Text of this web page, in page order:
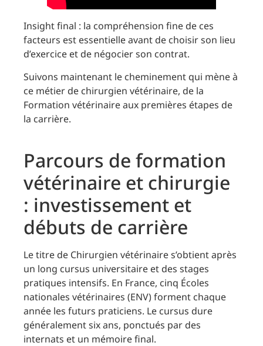
Insight final : la compréhension fine de ces
facteurs est essentielle avant de choisir son lieu
d’exercice et de négocier son contrat.
Suivons maintenant le cheminement qui mène à
ce métier de chirurgien vétérinaire, de la
Formation vétérinaire aux premières étapes de
la carrière.
Parcours de formation
vétérinaire et chirurgie
: investissement et
débuts de carrière
Le titre de Chirurgien vétérinaire s’obtient après
un long cursus universitaire et des stages
pratiques intensifs. En France, cinq Écoles
nationales vétérinaires (ENV) forment chaque
année les futurs praticiens. Le cursus dure
généralement six ans, ponctués par des
internats et un mémoire final.